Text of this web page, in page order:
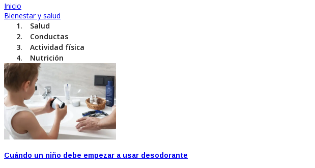
Inicio
Bienestar y salud
Salud
Conductas
Actividad física
Nutrición
Cuándo un niño debe empezar a usar desodorante